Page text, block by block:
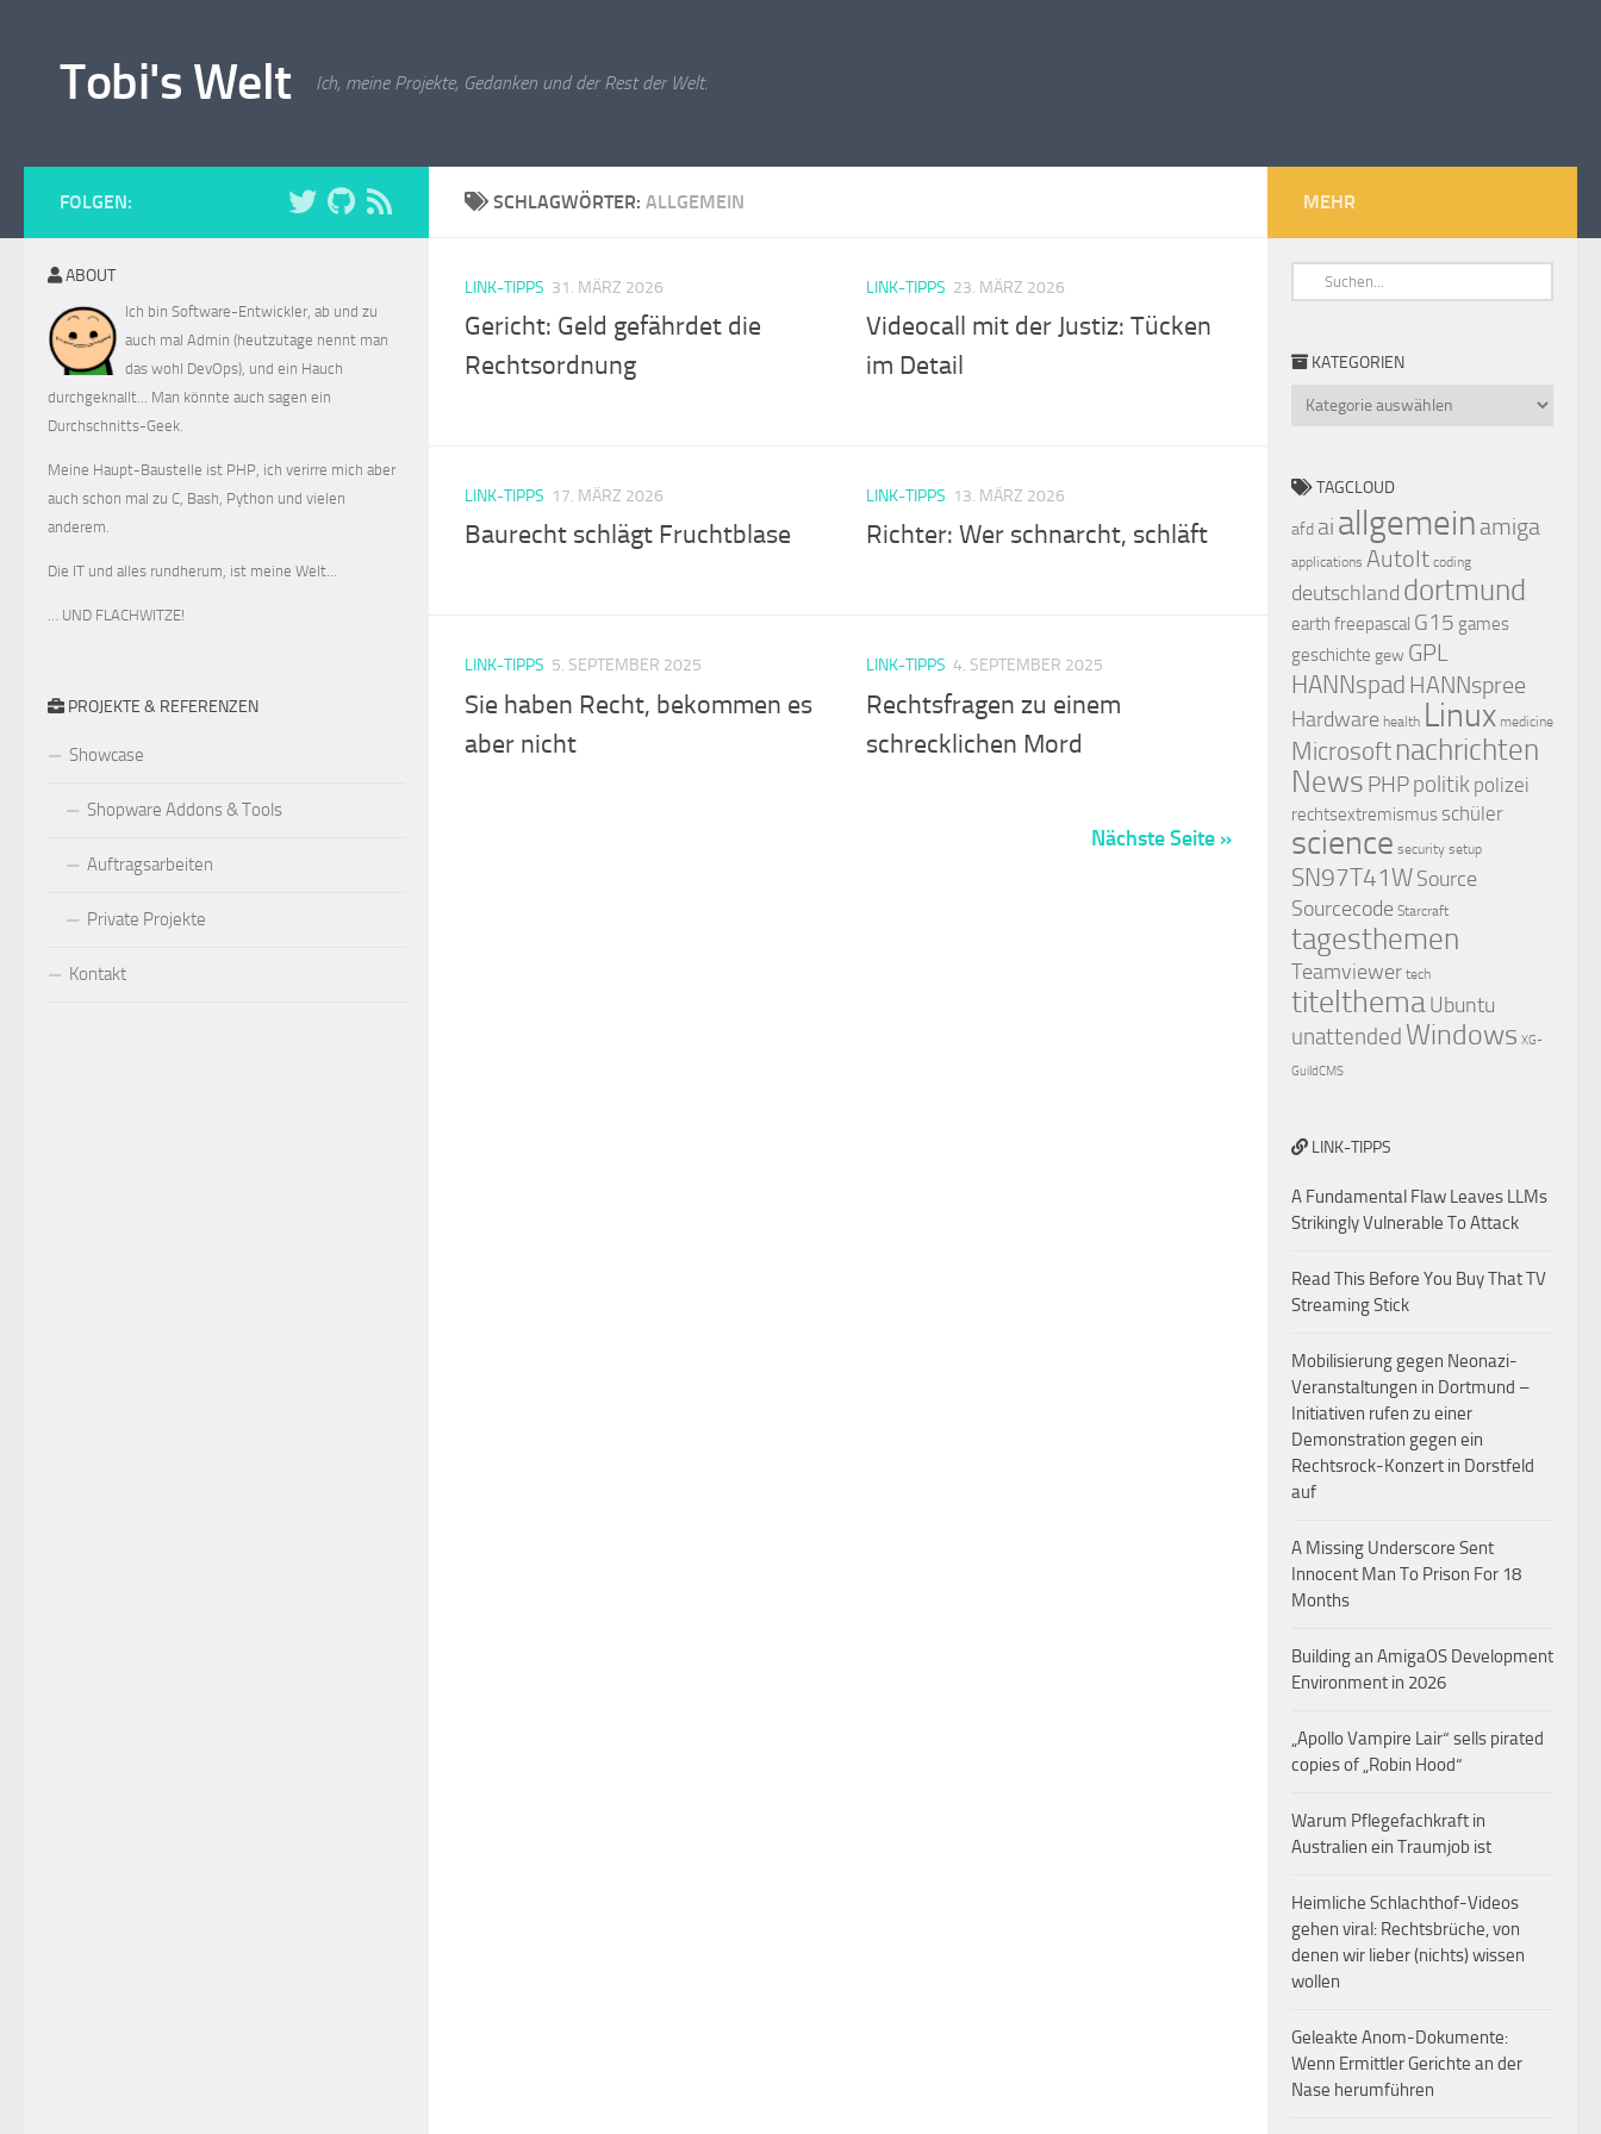
Tobi's Welt Ich, meine Projekte, Gedanken und der Rest der Welt.
SCHLAGWÖRTER: ALLGEMEIN
LINK-TIPPS 31. MÄRZ 2026
Gericht: Geld gefährdet die
Rechtsordnung
LINK-TIPPS 23. MÄRZ 2026
Videocall mit der Justiz: Tücken
im Detail
LINK-TIPPS 17. MÄRZ 2026
Baurecht schlägt Fruchtblase
LINK-TIPPS 13. MÄRZ 2026
Richter: Wer schnarcht, schläft
LINK-TIPPS 5. SEPTEMBER 2025
Sie haben Recht, bekommen es
aber nicht
LINK-TIPPS 4. SEPTEMBER 2025
Rechtsfragen zu einem
schrecklichen Mord
Nächste Seite »
FOLGEN:
ABOUT
Ich bin Software-Entwickler, ab und zu
auch mal Admin (heutzutage nennt man
das wohl DevOps), und ein Hauch
durchgeknallt... Man könnte auch sagen ein
Durchschnitts-Geek.
Meine Haupt-Baustelle ist PHP, ich verirre mich aber
auch schon mal zu C, Bash, Python und vielen
anderem.
Die IT und alles rundherum, ist meine Welt...
… UND FLACHWITZE!
PROJEKTE & REFERENZEN
Showcase
Shopware Addons & Tools
Auftragsarbeiten
Private Projekte
Kontakt
MEHR
KATEGORIEN
TAGCLOUD
afd ai allgemein amiga
applications AutoIt coding
deutschland dortmund
earth freepascal G15 games
geschichte gew GPL
HANNspad HANNspree
Hardware health Linux medicine
Microsoft nachrichten
News PHPpolitik polizei
rechtsextremismus schüler
science security setup
SN97T41WSource
Sourcecode Starcraft
tagesthemen
Teamviewer tech
titelthemaUbuntu
unattended Windows XG-
GuildCMS
LINK-TIPPS
A Fundamental Flaw Leaves LLMs
Strikingly Vulnerable To Attack
Read This Before You Buy That TV
Streaming Stick
Mobilisierung gegen Neonazi-
Veranstaltungen in Dortmund –
Initiativen rufen zu einer
Demonstration gegen ein
Rechtsrock-Konzert in Dorstfeld
auf
A Missing Underscore Sent
Innocent Man To Prison For 18
Months
Building an AmigaOS Development
Environment in 2026
„Apollo Vampire Lair“ sells pirated
copies of „Robin Hood“
Warum Pflegefachkraft in
Australien ein Traumjob ist
Heimliche Schlachthof-Videos
gehen viral: Rechtsbrüche, von
denen wir lieber (nichts) wissen
wollen
Geleakte Anom-Dokumente:
Wenn Ermittler Gerichte an der
Nase herumführen